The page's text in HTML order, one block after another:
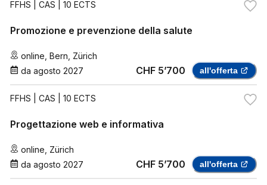
FFHS | CAS | 10 ECTS
Promozione e prevenzione della salute
online Bern Zürich
da agosto 2027 CHF 5’700 all'offerta
FFHS | CAS | 10 ECTS
Progettazione web e informativa
online Zürich
da agosto 2027 CHF 5’700 all'offerta